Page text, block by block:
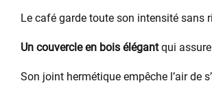
Le café garde toute son intensité sans
Un couvercle en bois élégantqui
Son joint hermétique empêche l’air de